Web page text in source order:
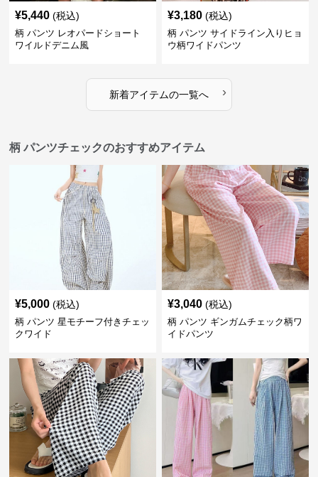
¥5,440 (税込)
柄 パンツ レオパードショート
ワイルドデニム風
¥3,180 (税込)
柄 パンツ サイドライン入りヒョ
ウ柄ワイドパンツ
新着アイテムの一覧へ ›
柄 パンツチェックのおすすめアイテム
¥5,000 (税込)
柄 パンツ 星モチーフ付きチェッ
クワイド
¥3,040 (税込)
柄 パンツ ギンガムチェック柄ワ
イドパンツ